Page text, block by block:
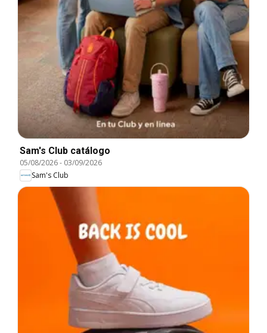
Sam's Club catálogo
05/08/2026- 03/09/2026
Sam's Club